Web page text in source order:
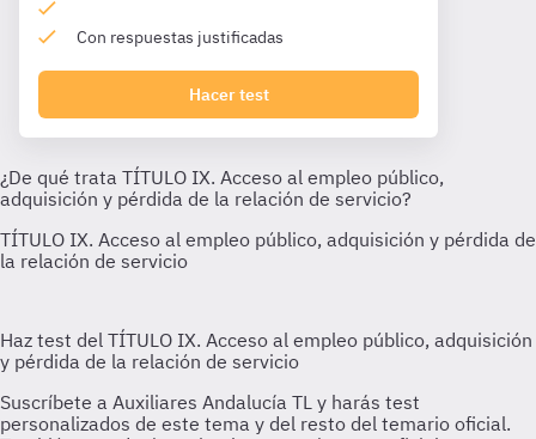
Con respuestas justificadas
Hacer test